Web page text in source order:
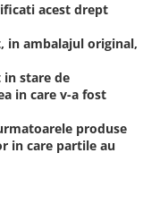
acest drept
in ambalajul original,
stare de
in care v-a fost
produse
in care partile au